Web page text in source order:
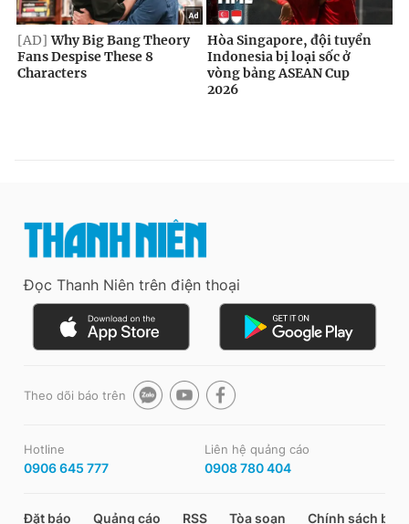
Đọc Thanh Niên trên điện thoại
Theo dõi báo trên
Hotline
0906 645 777
Liên hệ quảng cáo
0908 780 404
Đặt báo Quảng cáo RSS Tòa soạn Chính sách bảo